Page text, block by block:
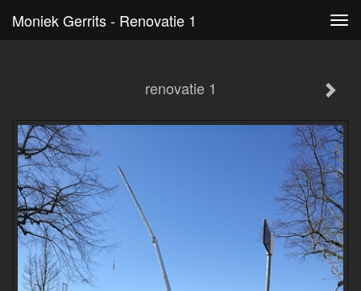
Moniek Gerrits - Renovatie 1
renovatie 1